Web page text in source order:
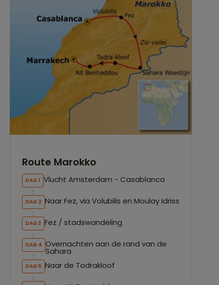
Route Marokko
DAG 1 Vlucht Amsterdam - Casablanca
DAG 2 Naar Fez, via Volubilis en Moulay Idriss
DAG 3 Fez / stadswandeling
DAG 4 Overnachten aan de rand van de
Sahara
DAG 5 Naar de Todrakloof